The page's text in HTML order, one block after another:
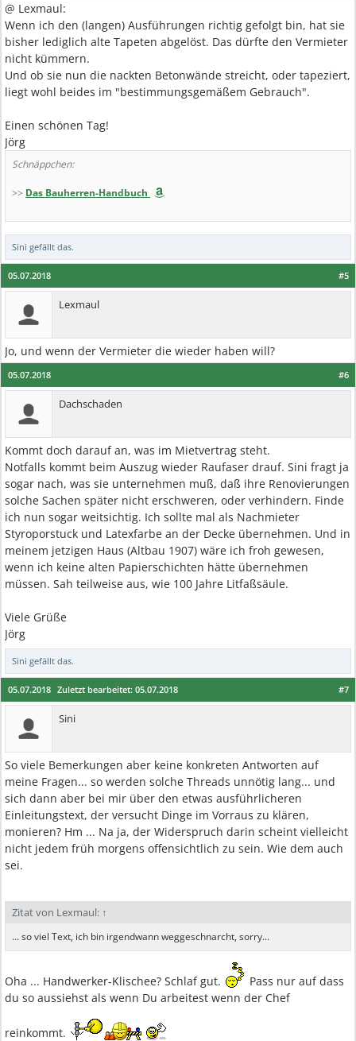
@ Lexmaul:
Wenn ich den (langen) Ausführungen richtig gefolgt bin, hat sie
bisher lediglich alte Tapeten abgelöst. Das dürfte den Vermieter
nicht kümmern.
Und ob sie nun die nackten Betonwände streicht, oder tapeziert,
liegt wohl beides im "bestimmungsgemäßem Gebrauch".
Einen schönen Tag!
Jörg
Schnäppchen:
>> Das Bauherren-Handbuch
Sini gefällt das.
#5
05.07.2018
Lexmaul
Jo, und wenn der Vermieter die wieder haben will?
#6
05.07.2018
Dachschaden
Kommt doch darauf an, was im Mietvertrag steht.
Notfalls kommt beim Auszug wieder Raufaser drauf. Sini fragt ja
sogar nach, was sie unternehmen muß, daß ihre Renovierungen
solche Sachen später nicht erschweren, oder verhindern. Finde
ich nun sogar weitsichtig. Ich sollte mal als Nachmieter
Styroporstuck und Latexfarbe an der Decke übernehmen. Und in
meinem jetzigen Haus (Altbau 1907) wäre ich froh gewesen,
wenn ich keine alten Papierschichten hätte übernehmen
müssen. Sah teilweise aus, wie 100 Jahre Litfaßsäule.
Viele Grüße
Jörg
Sini gefällt das.
#7
05.07.2018 Zuletzt bearbeitet: 05.07.2018
Sini
So viele Bemerkungen aber keine konkreten Antworten auf
meine Fragen... so werden solche Threads unnötig lang... und
sich dann aber bei mir über den etwas ausführlicheren
Einleitungstext, der versucht Dinge im Vorraus zu klären,
monieren? Hm ... Na ja, der Widerspruch darin scheint vielleicht
nicht jedem früh morgens offensichtlich zu sein. Wie dem auch
sei.
Zitat von Lexmaul: ↑
... so viel Text, ich bin irgendwann weggeschnarcht, sorry...
Oha ... Handwerker-Klischee? Schlaf gut.
Pass nur auf dass
du so aussiehst als wenn Du arbeitest wenn der Chef
reinkommt.